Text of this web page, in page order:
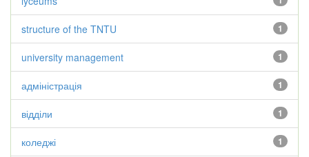
1
structure of the TNTU
1
university management
1
адміністрація
1
відділи
1
коледжі